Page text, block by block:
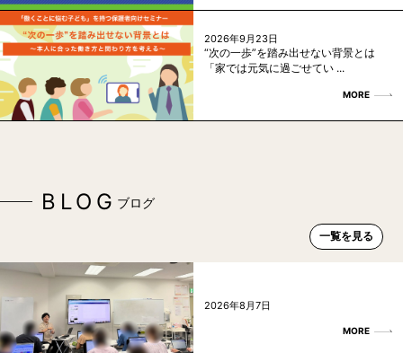
2026年9月23日
“次の一歩”を踏み出せない背景とは
「家では元気に過ごせてい ...
MORE
BLOG ブログ
一覧を見る
2026年8月7日
MORE